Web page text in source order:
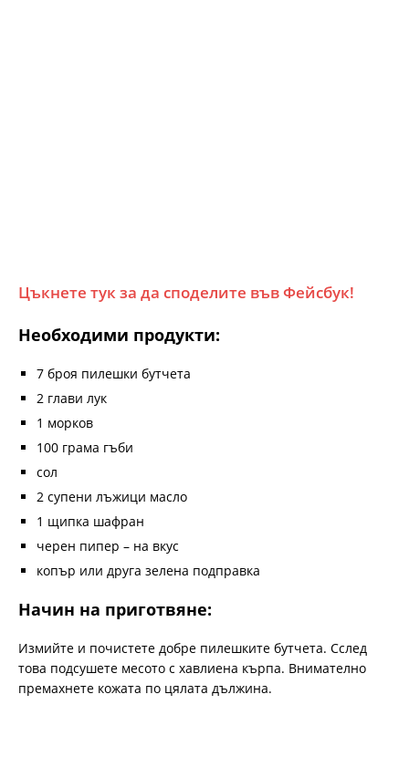
Цъкнете тук за да споделите във Фейсбук!
Необходими продукти:
7 броя пилешки бутчета
2 глави лук
1 морков
100 грама гъби
сол
2 супени лъжици масло
1 щипка шафран
черен пипер – на вкус
копър или друга зелена подправка
Начин на приготвяне:
Измийте и почистете добре пилешките бутчета. Сслед
това подсушете месото с хавлиена кърпа. Внимателно
премахнете кожата по цялата дължина.